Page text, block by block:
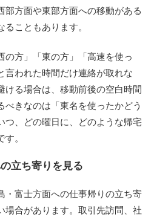
部方面や東部方面への移動がある
こともあります。
の方」「東の方」「高速を使っ
言われた時間だけ連絡が取れな
ける場合は、移動前後の空白時間
べきなのは「東名を使ったかどう
つ、どの曜日に、どのような帰宅
。
立ち寄りを見る
・富士方面への仕事帰りの立ち寄
場合があります。取引先訪問、社